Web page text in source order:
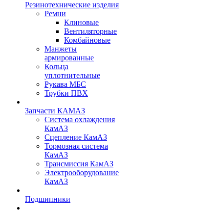
Резинотехнические изделия
Ремни
Клиновые
Вентиляторные
Комбайновые
Манжеты
армированные
Кольца
уплотнительные
Рукава МБС
Трубки ПВХ
Запчасти КАМАЗ
Система охлаждения
КамАЗ
Сцепление КамАЗ
Тормозная система
КамАЗ
Трансмиссия КамАЗ
Электрооборудование
КамАЗ
Подшипники